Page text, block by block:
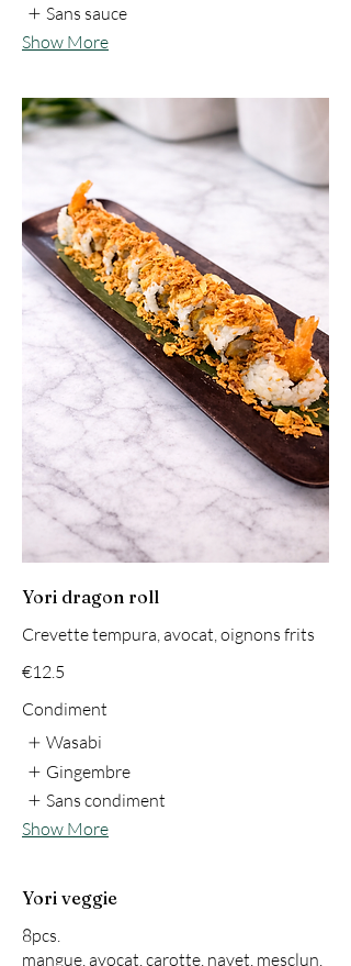
Sans sauce
Show More
Yori dragon roll
Crevette tempura, avocat, oignons frits
€12.5
Condiment
Wasabi
Gingembre
Sans condiment
Show More
Yori veggie
8pcs.
mangue, avocat, carotte, navet, mesclun,